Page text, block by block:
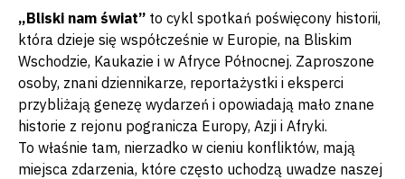
„Bliski nam świat” to cykl spotkań poświęcony historii,
która dzieje się współcześnie w Europie, na Bliskim
Wschodzie, Kaukazie i w Afryce Północnej. Zaproszone
osoby, znani dziennikarze, reportażystki i eksperci
przybliżają genezę wydarzeń i opowiadają mało znane
historie z rejonu pogranicza Europy, Azji i Afryki.
To właśnie tam, nierzadko w cieniu konfliktów, mają
miejsca zdarzenia, które często uchodzą uwadze naszej